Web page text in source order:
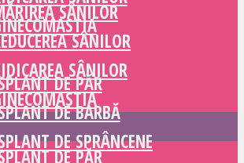
DE PĂR
DE BARBĂ
DE SPRÂNCENE
SÂNILOR
SÂNILOR
SÂNILOR
DE PĂR